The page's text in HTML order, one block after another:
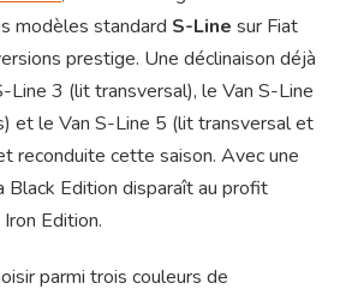
modèles standard S-Line sur Fiat
prestige. Une déclinaison déjà
Line 3 (lit transversal), le Van S-Line
et le Van S-Line 5 (lit transversal et
reconduite cette saison. Avec une
Black Edition disparaît au profit
Edition.
parmi trois couleurs de